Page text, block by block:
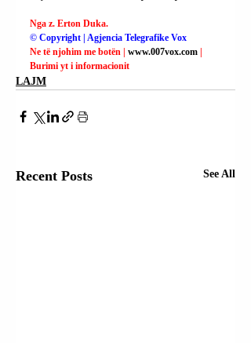
Nga z. Erton Duka.
© Copyright | Agjencia Telegrafike Vox
Ne të njohim me botën | www.007vox.com
Burimi yt i informacionit
LAJM
Recent Posts See All